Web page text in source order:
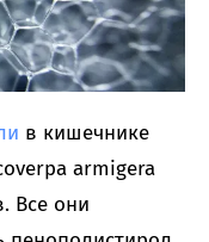
в кишечнике
armigera
Все они